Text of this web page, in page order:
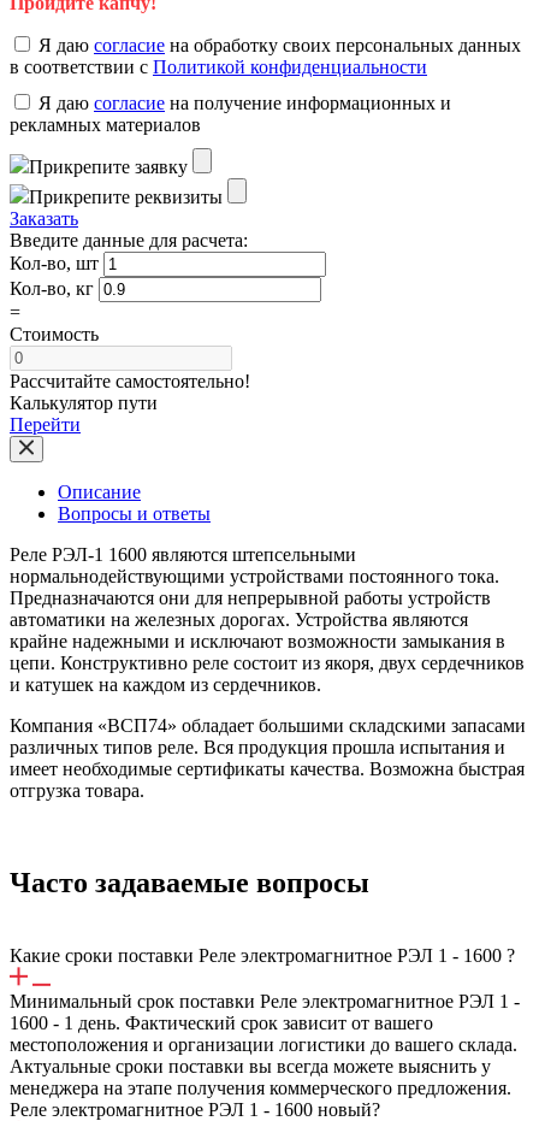
Я даю согласие на обработку своих персональных данных
в соответствии с Политикой конфиденциальности
Я даю согласие на получение информационных и
рекламных материалов
Прикрепите заявку
Прикрепите реквизиты
Заказать
Введите данные для расчета:
Кол-во, шт
Кол-во, кг
=
Стоимость
Рассчитайте самостоятельно!
Калькулятор пути
Перейти
Описание
Вопросы и ответы
Реле РЭЛ-1 1600 являются штепсельными
нормальнодействующими устройствами постоянного тока.
Предназначаются они для непрерывной работы устройств
автоматики на железных дорогах. Устройства являются
крайне надежными и исключают возможности замыкания в
цепи. Конструктивно реле состоит из якоря, двух сердечников
и катушек на каждом из сердечников.
Компания «ВСП74» обладает большими складскими запасами
различных типов реле. Вся продукция прошла испытания и
имеет необходимые сертификаты качества. Возможна быстрая
отгрузка товара.
Часто задаваемые вопросы
Какие сроки поставки Реле электромагнитное РЭЛ 1 - 1600 ?
Минимальный срок поставки Реле электромагнитное РЭЛ 1 -
1600 - 1 день. Фактический срок зависит от вашего
местоположения и организации логистики до вашего склада.
Актуальные сроки поставки вы всегда можете выяснить у
менеджера на этапе получения коммерческого предложения.
Реле электромагнитное РЭЛ 1 - 1600 новый?